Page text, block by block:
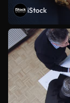
iStock